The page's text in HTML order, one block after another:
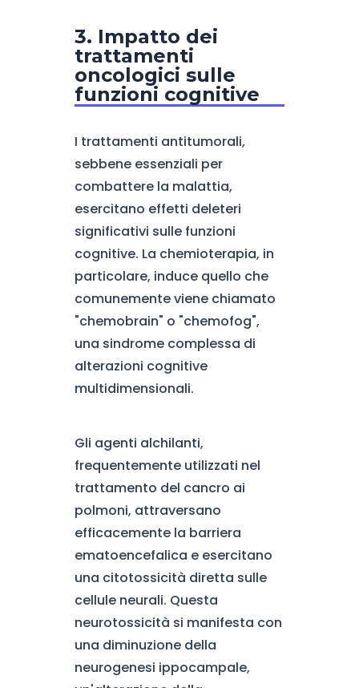
3. Impatto dei
trattamenti
oncologici sulle
funzioni cognitive
I trattamenti antitumorali,
sebbene essenziali per
combattere la malattia,
esercitano effetti deleteri
significativi sulle funzioni
cognitive. La chemioterapia, in
particolare, induce quello che
comunemente viene chiamato
"chemobrain" o "chemofog",
una sindrome complessa di
alterazioni cognitive
multidimensionali.
Gli agenti alchilanti,
frequentemente utilizzati nel
trattamento del cancro ai
polmoni, attraversano
efficacemente la barriera
ematoencefalica e esercitano
una citotossicità diretta sulle
cellule neurali. Questa
neurotossicità si manifesta con
una diminuzione della
neurogenesi ippocampale,